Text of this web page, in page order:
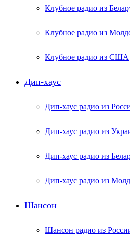
Клубное радио из
Клубное радио из
Клубное радио из США
Дип-хаус
Дип-хаус радио из
Дип-хаус радио из
Дип-хаус радио из
Дип-хаус радио из
Шансон
Шансон радио из